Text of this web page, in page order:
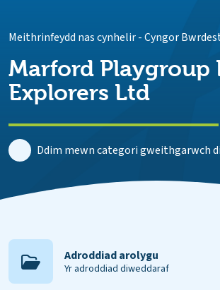
Meithrinfeydd nas cynhelir-Cyngor
Marford Playgroup
Explorers Ltd
Ddim mewn categori gweithgarwch
Adroddiad arolygu
Yr adroddiad diweddaraf